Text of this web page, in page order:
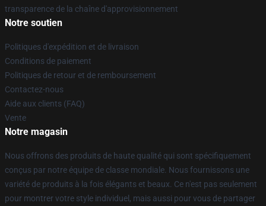
transparence de la chaîne d'approvisionnement
Notre soutien
Politiques d'expédition et de livraison
Conditions de paiement
Politiques de retour et de remboursement
Contactez-nous
Aide aux clients (FAQ)
Vente
Notre magasin
Nous offrons des produits de haute qualité qui sont spécifiquement
conçus par notre équipe de classe mondiale. Nous fournissons une
variété de produits à la fois élégants et beaux. Ce n'est pas seulement
pour montrer votre style individuel, mais aussi pour vous de partager